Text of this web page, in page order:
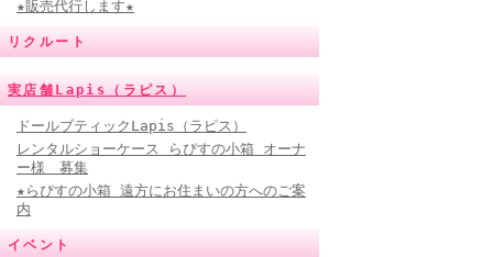
★販売代行します★
リクルート
実店舗Lapis（ラピス）
ドールブティックLapis（ラピス）
レンタルショーケース らぴすの小箱 オーナ
ー様 募集
★らぴすの小箱 遠方にお住まいの方へのご案
内
イベント